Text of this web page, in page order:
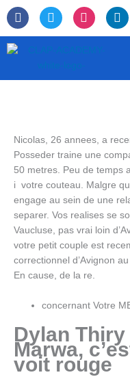
Skip
to
content
F
a
c
e
T
w
i
I
n
s
L
i
n
Nicolas, 26 annees, a
Posseder traine une
50 metres. Peu de temps
i votre couteau. Malgre
engage au sein de une
separer. Vos realises se
Vaucluse, pas vrai loin
votre petit couple est
correctionnel d’Avignon
En cause, de la re.
concernant Votre
Dylan
Marwa,
voit rouge